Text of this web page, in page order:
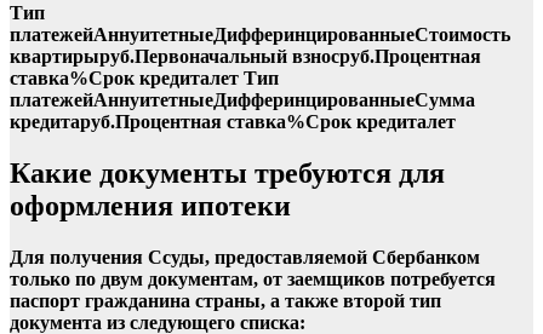
Тип
платежейАннуитетныеДифферинцированныеСтоимость
квартирыруб.Первоначальный взносруб.Процентная
ставка%Срок кредиталет Тип
платежейАннуитетныеДифферинцированныеСумма
кредитаруб.Процентная ставка%Срок кредиталет
Какие документы требуются для
оформления ипотеки
Для получения Ссуды, предоставляемой Сбербанком
только по двум документам, от заемщиков потребуется
паспорт гражданина страны, а также второй тип
документа из следующего списка: